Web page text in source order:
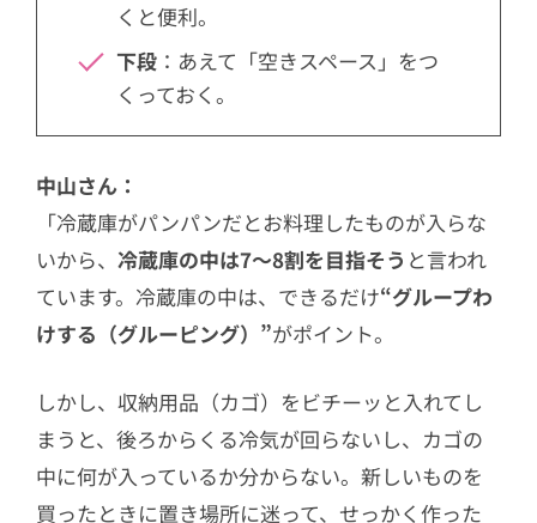
くと便利。
下段：あえて「空きスペース」をつ
くっておく。
中山さん：
「冷蔵庫がパンパンだとお料理したものが入らな
いから、 冷蔵庫の中は7〜8割を目指そう と言われ
ています。冷蔵庫の中は、できるだけ“グループわ
けする（グルーピング）”がポイント。
しかし、収納用品（カゴ）をビチーッと入れてし
まうと、後ろからくる冷気が回らないし、カゴの
中に何が入っているか分からない。新しいものを
買ったときに置き場所に迷って、せっかく作った